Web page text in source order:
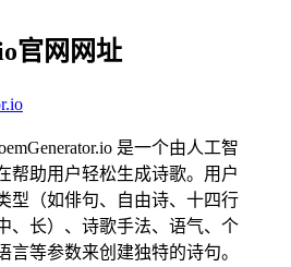
官网网址
是一个由人工智
帮助用户轻松生成诗歌。用户
型（如俳句、自由诗、十四行
、长）、诗歌手法、语气、个
言等参数来创建独特的诗句。